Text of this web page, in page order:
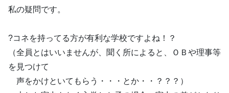
私の疑問です。
?コネを持ってる方が有利な学校ですよね！？
（全員とはいいませんが、聞く所によると、ＯＢや理事等
を見つけて
声をかけといてもらう・・・とか・・？？？）